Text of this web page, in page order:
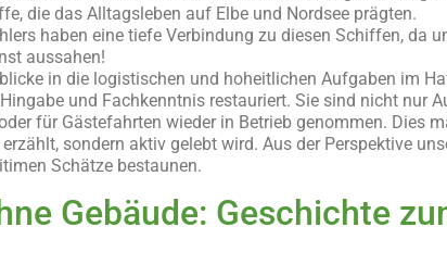
die das Alltagsleben auf Elbe und Nordsee prägten.
haben eine tiefe Verbindung zu diesen Schiffen, da
aussahen!
in die logistischen und hoheitlichen Aufgaben im
und Fachkenntnis restauriert. Sie sind nicht nur
für Gästefahrten wieder in Betrieb genommen. Dies
sondern aktiv gelebt wird. Aus der Perspektive
Schätze bestaunen.
Gebäude: Geschichte